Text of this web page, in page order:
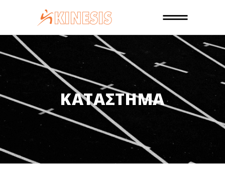
ΚΑΤΆΣΤΗΜΑ